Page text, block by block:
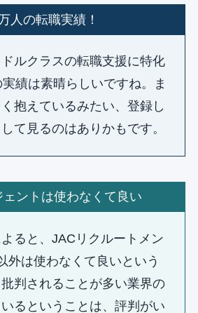
人の転職実績！
ルクラスの転職支援に特化
績は素晴らしいですね。ま
抱えているみたい、登録し
て見るのはありかもです。
ントは使わなくて良い
ると、JACリクルートメン
外は使わなくて良いという
判されることが多い業界の
るということは、評判がい